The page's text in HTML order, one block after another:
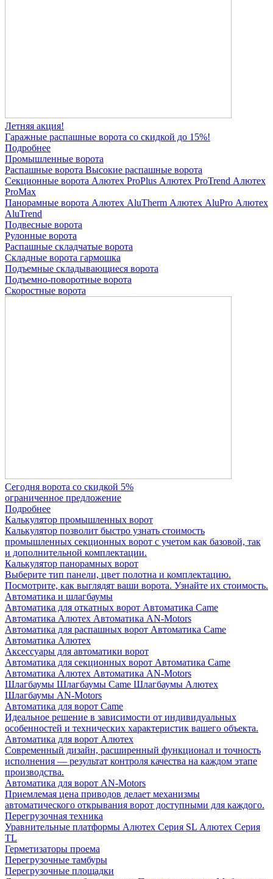
Летняя акция!
Гаражные распашные ворота со скидкой до 15%!
Подробнее
Промышленные ворота
Распашные ворота Высокие распашные ворота
Секционные ворота Алютех ProPlus Алютех ProTrend Алютех
ProMax
Панорамные ворота Алютех AluTherm Алютех AluPro Алютех
AluTrend
Подвесные ворота
Рулонные ворота
Распашные складчатые ворота
Складные ворота гармошка
Подъемные складывающиеся ворота
Подъемно-поворотные ворота
Скоростные ворота
Сегодня ворота со скидкой 5%
ограниченное предложение
Подробнее
Калькулятор промышленных ворот
Калькулятор позволит быстро узнать стоимость
промышленных секционных ворот с учетом как базовой, так
и дополнительной комплектации.
Калькулятор панорамных ворот
Выберите тип панели, цвет полотна и комплектацию.
Посмотрите, как выглядят ваши ворота. Узнайте их стоимость.
Автоматика и шлагбаумы
Автоматика для откатных ворот Автоматика Came
Автоматика Алютех Автоматика AN-Motors
Автоматика для распашных ворот Автоматика Came
Автоматика Алютех
Аксессуары для автоматики ворот
Автоматика для секционных ворот Автоматика Came
Автоматика Алютех Автоматика AN-Motors
Шлагбаумы Шлагбаумы Came Шлагбаумы Алютех
Шлагбаумы AN-Motors
Автоматика для ворот Came
Идеальное решение в зависимости от индивидуальных
особенностей и технических характеристик вашего объекта.
Автоматика для ворот Алютех
Современный дизайн, расширенный функционал и точность
исполнения — результат контроля качества на каждом этапе
производства.
Автоматика для ворот AN-Motors
Приемлемая цена приводов делает механизмы
автоматического открывания ворот доступными для каждого.
Перегрузочная техника
Уравнительные платформы Алютех Серия SL Алютех Серия
TL
Герметизаторы проема
Перегрузочные тамбуры
Перегрузочные площадки